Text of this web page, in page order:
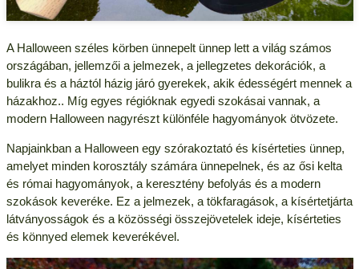
A Halloween széles körben ünnepelt ünnep lett a világ számos
országában, jellemzői a jelmezek, a jellegzetes dekorációk, a
bulikra és a háztól házig járó gyerekek, akik édességért mennek a
házakhoz.. Míg egyes régióknak egyedi szokásai vannak, a
modern Halloween nagyrészt különféle hagyományok ötvözete.
Napjainkban a Halloween egy szórakoztató és kísérteties ünnep,
amelyet minden korosztály számára ünnepelnek, és az ősi kelta
és római hagyományok, a keresztény befolyás és a modern
szokások keveréke. Ez a jelmezek, a tökfaragások, a kísértetjárta
látványosságok és a közösségi összejövetelek ideje, kísérteties
és könnyed elemek keverékével.